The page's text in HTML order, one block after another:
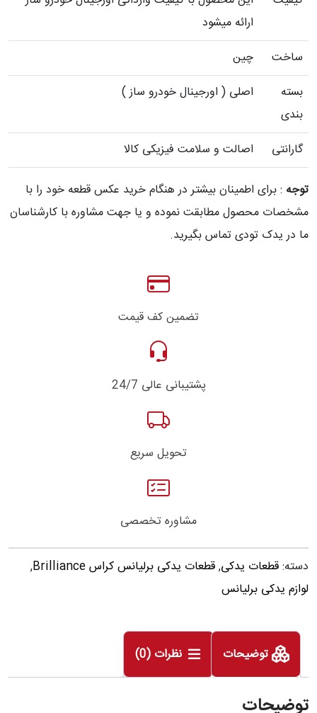
ارائه میشود
ساخت
چین
بسته
بندی
اصلی ( اورجینال خودرو ساز )
گارانتی اصالت و سلامت فیزیکی کالا
توجه : برای اطمینان بیشتر در هنگام خرید عکس قطعه خود را با
مشخصات محصول مطابقت نموده و یا جهت مشاوره با کارشناسان
ما در یدک تودی تماس بگیرید.
تضمین کف قیمت
پشتیبانی عالی 24/7
تحویل سریع
مشاوره تخصصی
دسته:قطعات یدکی,قطعات یدکی برلیانس کراس Brilliance
,
لوازم یدکی برلیانس
توضیحات نظرات (0)
توضیحات